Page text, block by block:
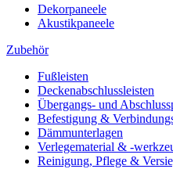
Dekorpaneele
Akustikpaneele
Zubehör
Fußleisten
Deckenabschlussleisten
Übergangs- und
Befestigung &
Dämmunterlagen
Verlegematerial & -
Reinigung, Pflege &